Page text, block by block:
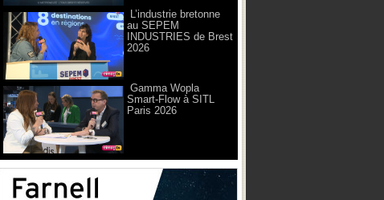
L’industrie bretonne
au SEPEM
INDUSTRIES de Brest
2026
Gamma Wopla
Smart-Flow à SITL
Paris 2026